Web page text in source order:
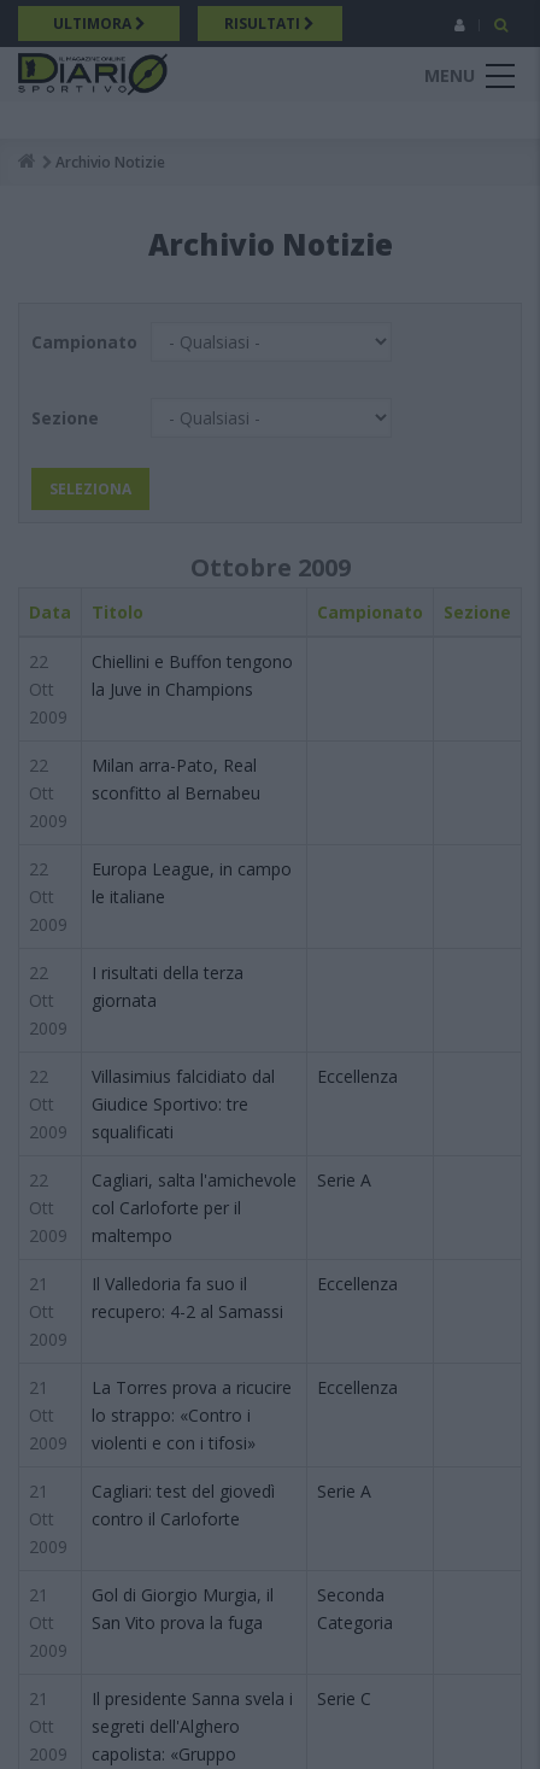
Salta
al
contenuto
principale
ULTIMORA RISULTATI
MENU
Breadcrumb
Archivio Notizie
Archivio Notizie
Campionato
Sezione
Ottobre 2009
Data Titolo Campionato Sezione
22
Ott
2009
Chiellini e Buffon tengono
la Juve in Champions
22
Ott
2009
Milan arra-Pato, Real
sconfitto al Bernabeu
22
Ott
2009
Europa League, in campo
le italiane
22
Ott
2009
I risultati della terza
giornata
22
Ott
2009
Villasimius falcidiato dal
Giudice Sportivo: tre
squalificati
Eccellenza
22
Ott
2009
Cagliari, salta l'amichevole
col Carloforte per il
maltempo
Serie A
21
Ott
2009
Il Valledoria fa suo il
recupero: 4-2 al Samassi
Eccellenza
21
Ott
2009
La Torres prova a ricucire
lo strappo: «Contro i
violenti e con i tifosi»
Eccellenza
21
Ott
2009
Cagliari: test del giovedì
contro il Carloforte
Serie A
21
Ott
2009
Gol di Giorgio Murgia, il
San Vito prova la fuga
Seconda
Categoria
21
Ott
2009
Il presidente Sanna svela i
segreti dell'Alghero
capolista: «Gruppo
Serie C